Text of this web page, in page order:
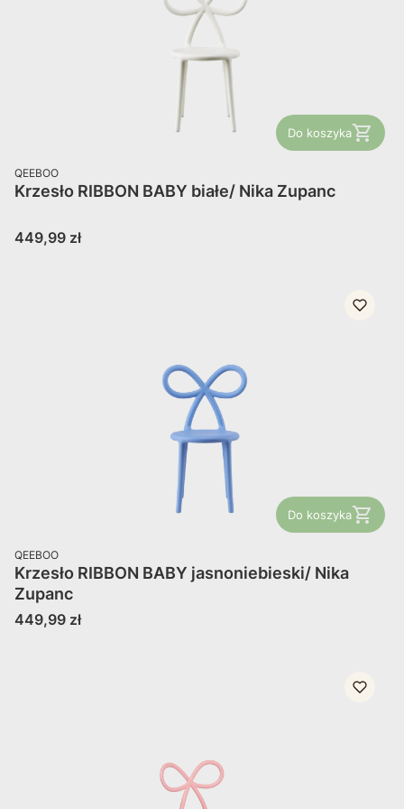
Do koszyka
PRODUCENT
QEEBOO
Krzesło RIBBON BABY białe/ Nika Zupanc
Cena
449,99 zł
Do koszyka
PRODUCENT
QEEBOO
Krzesło RIBBON BABY jasnoniebieski/ Nika
Zupanc
Cena
449,99 zł